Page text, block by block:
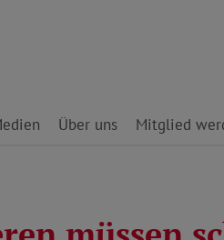
Über uns Mitglied